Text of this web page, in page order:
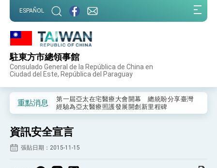
ESPAÑOL
駐東方市總領事館
Consulado General de la República de China en
Ciudad del Este, República del Paraguay
重點消息
外交部重要言論
我國政府將在美國亞利桑納州設立「駐鳳凰城辦
事處」，進一步深化台美交流合作
第一屆亞太在宅醫療大會開幕 總統盼分享臺灣
經驗為亞太醫療照護發展開創新里程碑
及「台灣智慧醫療與健康產業展」預告短片，向
世界展現台灣守護全球健康的創新能量
總統出訪史瓦帝尼返國談話 強調臺灣人有權利
走向世界 盼與理念相近國家共同維護國際秩序
訪問
資訊安全宣言
張貼日期：2015-11-15